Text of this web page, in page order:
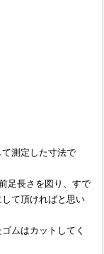
測定した寸法で
足長さを図り、すで
て頂ければと思い
ムはカットしてく